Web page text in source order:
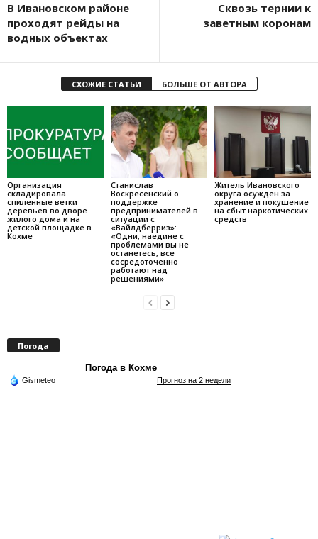
В Ивановском районе
проходят рейды на
водных объектах
Сквозь тернии к
заветным коронам
СХОЖИЕ СТАТЬИ БОЛЬШЕ ОТ АВТОРА
Организация
складировала
спиленные ветки
деревьев во дворе
жилого дома и на
детской площадке в
Кохме
Станислав
Воскресенский о
поддержке
предпринимателей в
ситуации с
«Вайлдберриз»:
«Одни, наедине с
проблемами вы не
останетесь, все
сосредоточенно
работают над
решениями»
Житель Ивановского
округа осуждён за
хранение и покушение
на сбыт наркотических
средств
Погода
Погода в Кохме
Gismeteo Прогноз на 2 недели